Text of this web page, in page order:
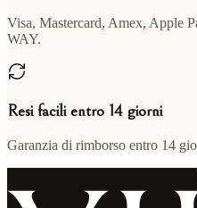
Visa, Mastercard, Amex, Apple
WAY.
Resi facili entro 14 giorni
Garanzia di rimborso entro 14